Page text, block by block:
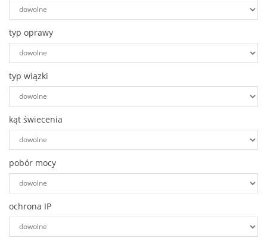
disguise
Grenton
Protekt
Visual Productions
SelbyGuard
Cast Software
Data Path
Wireless Solutions
Barco
ADB
Griven
typ oprawy
typ wiązki
kąt świecenia
pobór mocy
ochrona IP